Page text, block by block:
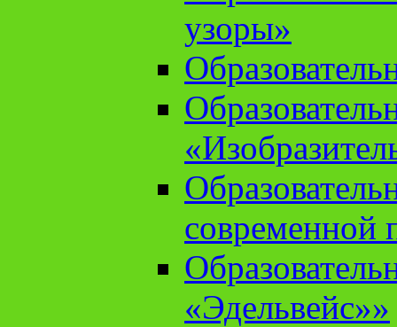
узоры»
современной
«Эдельвейс»»